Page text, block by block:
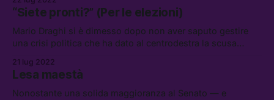
Fioravante, ricercatrice per il dottorato di Global Studies
dell’Università di Urbino
“Siete pronti?” (Per le elezioni)
Mario Draghi si è dimesso dopo non aver saputo gestire
una crisi politica che ha dato al centrodestra la scusa
21 lug 2022
Lesa maestà
Nonostante una solida maggioranza al Senato — e